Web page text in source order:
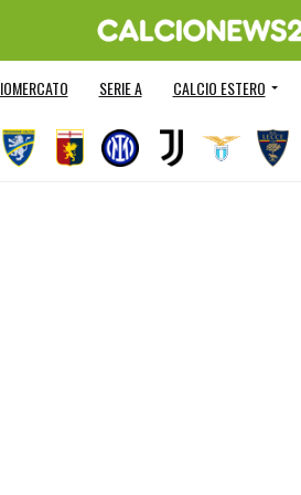
SERIE A CALCIO ESTERO